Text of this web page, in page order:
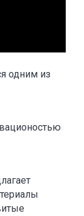
одним из